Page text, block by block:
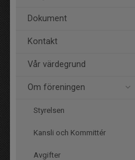
Dokument
Kontakt
Vår värdegrund
Om föreningen
Styrelsen
Kansli och Kommittér
Avgifter